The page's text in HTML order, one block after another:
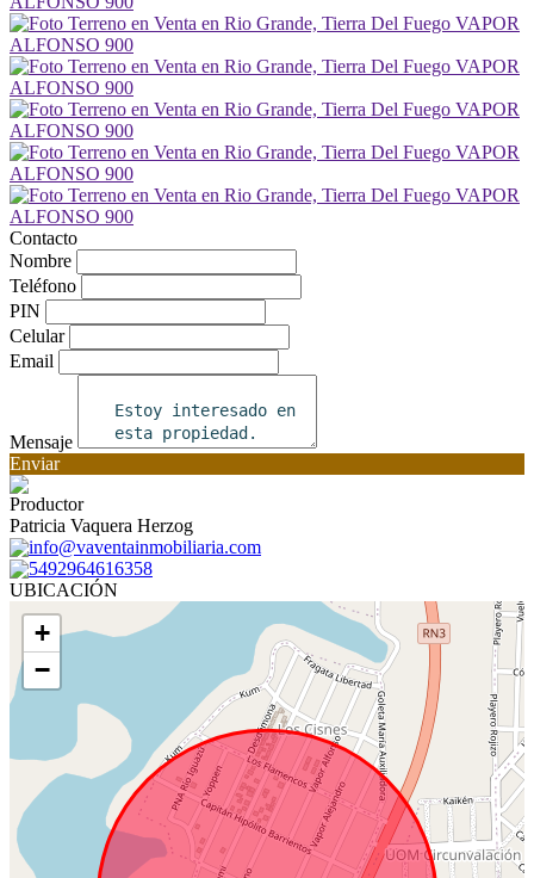
Contacto
Nombre
Teléfono
PIN
Celular
Email
Mensaje
Enviar
Productor
Patricia Vaquera Herzog
info@vaventainmobiliaria.com
5492964616358
UBICACIÓN
+
−